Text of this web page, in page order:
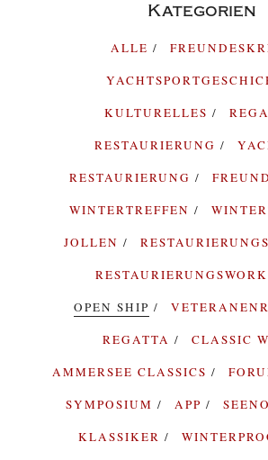
Kategorien
ALLE
KULTURELLES
RESTAURIERUNG
RESTAURIERUNG
WINTERTREFFEN
JOLLEN
OPEN SHIP
REGATTA
CLASSIC
AMMERSEE CLASSICS
SYMPOSIUM
APP
KLASSIKER